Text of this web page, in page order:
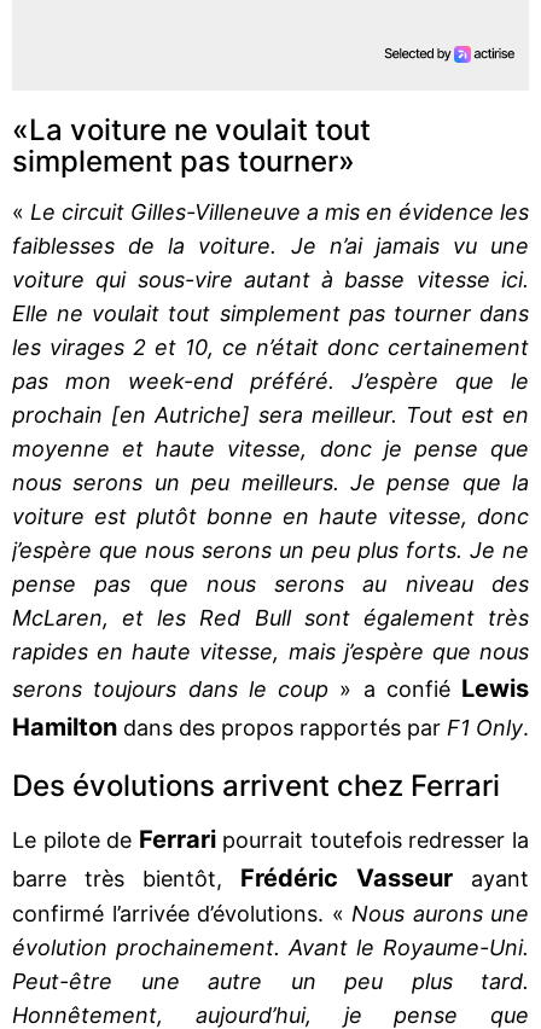
«La voiture ne voulait tout
simplement pas tourner»
« Le circuit Gilles-Villeneuve a mis en évidence les
faiblesses de la voiture. Je n’ai jamais vu une
voiture qui sous-vire autant à basse vitesse ici.
Elle ne voulait tout simplement pas tourner dans
les virages 2 et 10, ce n’était donc certainement
pas mon week-end préféré. J’espère que le
prochain [en Autriche] sera meilleur. Tout est en
moyenne et haute vitesse, donc je pense que
nous serons un peu meilleurs. Je pense que la
voiture est plutôt bonne en haute vitesse, donc
j’espère que nous serons un peu plus forts. Je ne
pense pas que nous serons au niveau des
McLaren, et les Red Bull sont également très
rapides en haute vitesse, mais j’espère que nous
serons toujours dans le coup » a confié Lewis
Hamilton dans des propos rapportés par F1 Only.
Des évolutions arrivent chez Ferrari
Le pilote de Ferraripourrait toutefois redresser la
barre très bientôt, Frédéric Vasseur ayant
confirmé l’arrivée d’évolutions. « Nous aurons une
évolution prochainement. Avant le Royaume-Uni.
Peut-être une autre un peu plus tard.
Honnêtement, aujourd’hui, je pense que